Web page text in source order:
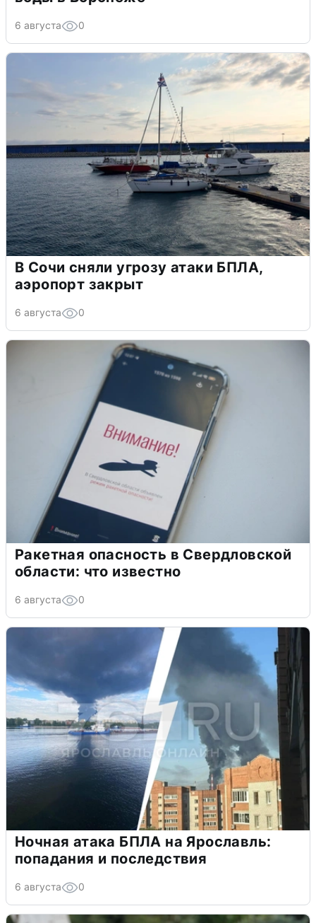
6 августа 0
В Сочи сняли угрозу атаки БПЛА,
аэропорт закрыт
6 августа 0
Ракетная опасность в Свердловской
области: что известно
6 августа 0
Ночная атака БПЛА на Ярославль:
попадания и последствия
6 августа 0